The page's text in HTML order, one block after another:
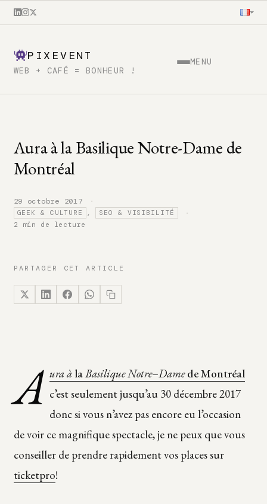
PIXEVENT
WEB + CAFÉ = BONHEUR !
MENU
Aura à la Basilique Notre-Dame de
Montréal
29 octobre 2017 ·
GEEK & CULTURE , SEO & VISIBILITÉ ·
2 min de lecture
PARTAGER CET ARTICLE
A ura à laBasilique Notre–Damede Montréal
c’est seulement jusqu’au 30 décembre 2017
donc si vous n’avez pas encore eu l’occasion
de voir ce magnifique spectacle, je ne peux que vous
conseiller de prendre rapidement vos places sur
ticketpro!